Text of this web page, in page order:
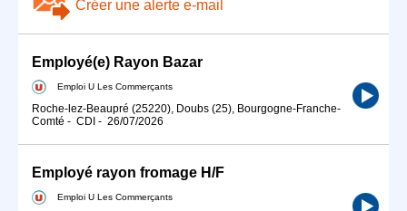
Créer une alerte e-mail
Employé(e) Rayon Bazar
Emploi U Les Commerçants
Roche-lez-Beaupré (25220), Doubs (25), Bourgogne-Franche-
Comté - CDI - 26/07/2026
Employé rayon fromage H/F
Emploi U Les Commerçants